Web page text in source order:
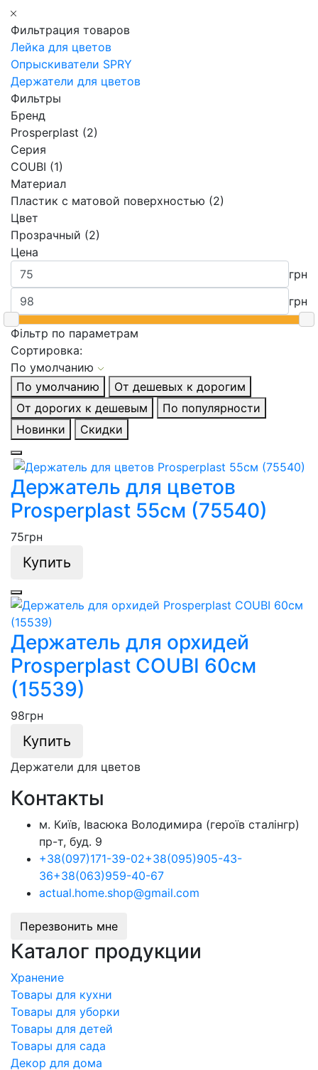
Фильтрация товаров
Лейка для цветов
Опрыскиватели SPRY
Держатели для цветов
Фильтры
Бренд
Prosperplast (2)
Серия
COUBI (1)
Материал
Пластик с матовой поверхностью (2)
Цвет
Прозрачный (2)
Цена
грн
грн
Фільтр по параметрам
Сортировка:
По умолчанию
По умолчанию
От дешевых к дорогим
От дорогих к дешевым
По популярности
Новинки
Скидки
Держатель для цветов
Prosperplast 55см (75540)
75грн
Купить
Держатель для орхидей
Prosperplast COUBI 60см
(15539)
98грн
Купить
Держатели для цветов
Контакты
м. Київ, Івасюка Володимира (героїв сталінгр)
пр-т, буд. 9
+38(097)171-39-02+38(095)905-43-
36+38(063)959-40-67
actual.home.shop@gmail.com
Перезвонить мне
Каталог продукции
Хранение
Товары для кухни
Товары для уборки
Товары для детей
Товары для сада
Декор для дома